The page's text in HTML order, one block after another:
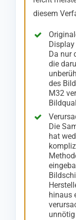
diesem
Display
Da nur
die
des
M32
Die
hat
hinaus